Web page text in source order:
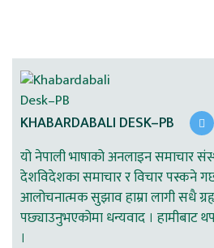
KHABARDABALI DESK–PB
यो नेपाली भाषाको अनलाइन समाचार
देशविदेशका समाचार र विचार पस्कने
आलोचनात्मक सुझाव हाम्रा लागी सधै
पछ्याउनुभएकोमा धन्यवाद । हामीबाट
।